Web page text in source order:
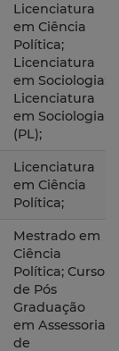
Licenciatura
em Ciência
Política;
Licenciatura
em Sociologia;
Licenciatura
em Sociologia
(PL);
Licenciatura
em Ciência
Política;
Mestrado em
Ciência
Política; Curso
de Pós
Graduação
em Assessoria
de